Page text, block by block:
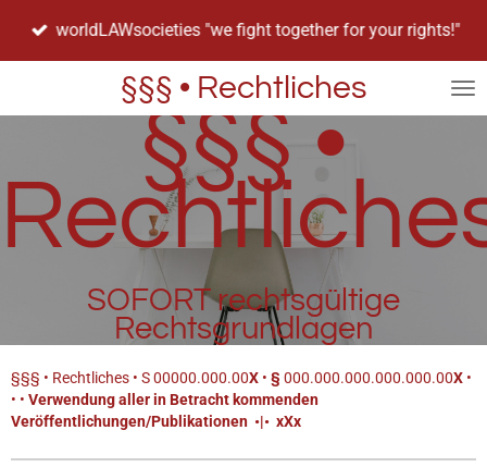
Zum
§§§ • Rechtliches
worldLAWsocieties "we fight together for your rights!"
§§§ •
SOFORT rechtsgültige
Rechtsgrundlagen
§§§ • Rechtliches • S 00000.000.00X • § 000.000.000.000.000.00X •
• • Verwendung aller in Betracht kommenden
Veröffentlichungen/Publikationen •|• xXx